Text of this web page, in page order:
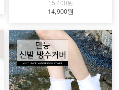
15,400원
14,900원